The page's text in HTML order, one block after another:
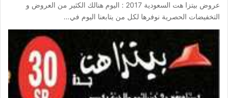
عروض بيتزا هت السعودية 2017 : اليوم هنالك الكثير من العروض و
التخفيضات الحصرية نوفرها لكل من يتابعنا اليوم في…